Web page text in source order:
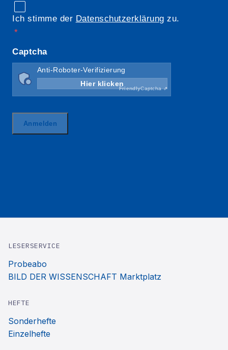
LESERSERVICE
Probeabo
BILD DER WISSENSCHAFT Marktplatz
HEFTE
Sonderhefte
Einzelhefte